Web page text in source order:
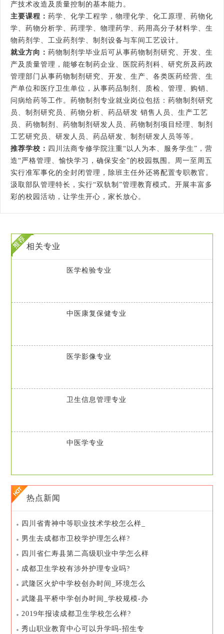
产技术改造及质量控制的基本能力。
主要课程： 药学、化学工程学，物理化学、化工原理、药物化
学、药物分析学、药理学、物理药学、药用高分子材料学、生
物药剂学、工业药剂学、制剂设备与车间工艺设计。
就业方向： 药物制剂学毕业后可从事药物制剂研究、开发、生
产及质量管理，能够在制药企业、医院药剂科、研究所及药政
管理部门从事药物制剂研究、开发、生产、各类医药经营、生
产单位和医疗卫生单位，从事药品制剂、质检、管理、购销、
问病给药等工作。药物制剂专业就业岗位包括：药物制剂研究
员、制剂研究员、药物分析、药品研发 销售人员、生产工艺
员、药物制剂、药物制剂研发人员、药物制剂项目经理、制剂
工艺研究员、研发人员、药品研发、制剂研发人员等等。
推荐学校： 四川法商专修学院注重“以人为本、服务学生”，营
造“严格管理、愉快学习，确保安全”的校园氛围。周一至周五
实行准军事化的全封闭管理，除班主任外还将配置专职教官。
汲取部队管理特长，实行“双轨制”管理教育模式。开展丰富多
彩的校园活动，让学生开心，家长放心。
相关专业
医学检验专业
中医康复保健专业
医学影像专业
卫生信息管理专业
中医学专业
热点新闻
四川省青神中等职业技术学校怎么样_
管理是怎样的_毕业颁发什
男生去成都市卫校学护理怎么样?
四川省仁寿县第二高级职业中学怎么样
_招生专业是哪些
成都卫生学校有涉外护理专业吗?
武隆区火炉中学校创办时间_环境怎么
样-教学质量
武隆县平桥中学创办时间_学校规模-办
学成绩
2019年报读成都卫生学校怎么样?
秀山职业教育中心可以升学吗-招生专